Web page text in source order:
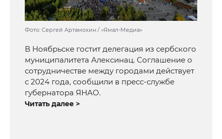
Фото: Сергей Артамохин / «Ямал-Медиа»
В Ноябрьске гостит делегация из сербского
муниципалитета Алексинац. Соглашение о
сотрудничестве между городами действует
с 2024 года, сообщили в пресс-службе
губернатора ЯНАО.
Читать далее >